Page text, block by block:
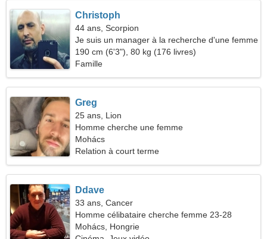
Christoph
44 ans, Scorpion
Je suis un manager à la recherche d'une femme
élégante
190 cm (6'3"), 80 kg (176 livres)
Famille
Greg
25 ans, Lion
Homme cherche une femme
Mohács
Relation à court terme
Ddave
33 ans, Cancer
Homme célibataire cherche femme 23-28
Mohács, Hongrie